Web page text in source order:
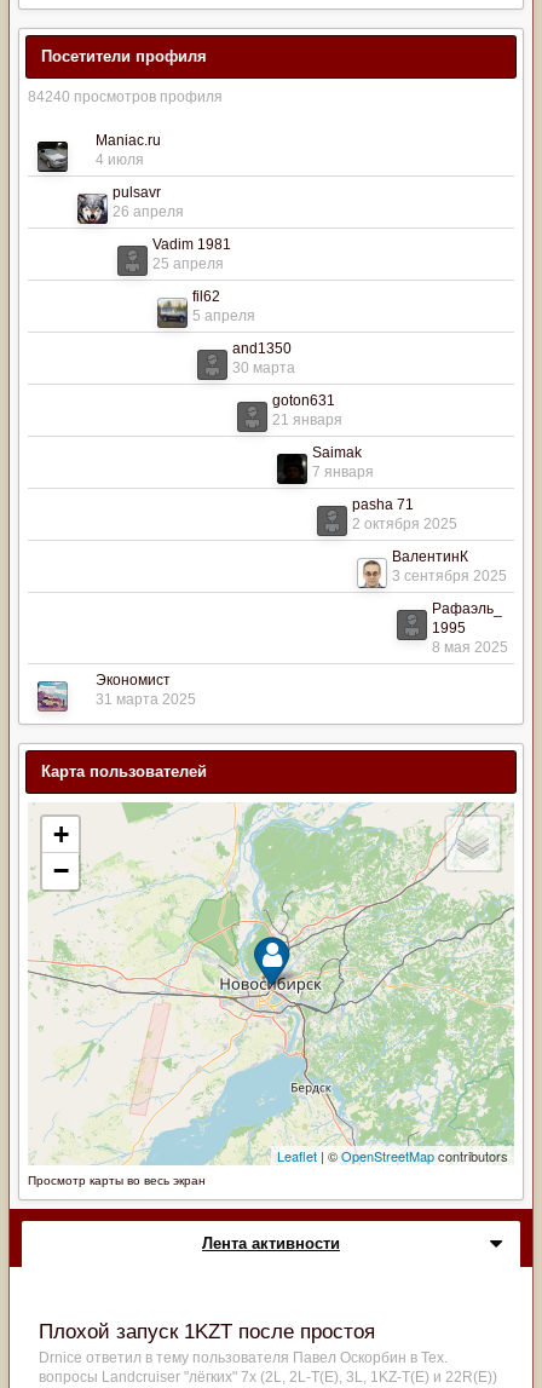
Посетители профиля
84240 просмотров профиля
Maniac.ru
4 июля
pulsavr
26 апреля
Vadim 1981
25 апреля
fil62
5 апреля
and1350
30 марта
goton631
21 января
Saimak
7 января
pasha 71
2 октября 2025
ВалентинК
3 сентября 2025
Рафаэль_
1995
8 мая 2025
Экономист
31 марта 2025
Карта пользователей
Просмотр карты во весь экран
Лента активности
Плохой запуск 1KZT после простоя
Drnice ответил в тему пользователя Павел Оскорбин в Тех.
вопросы Landcruiser "лёгких" 7x (2L, 2L-T(Е), 3L, 1KZ-T(E) и 22R(Е))